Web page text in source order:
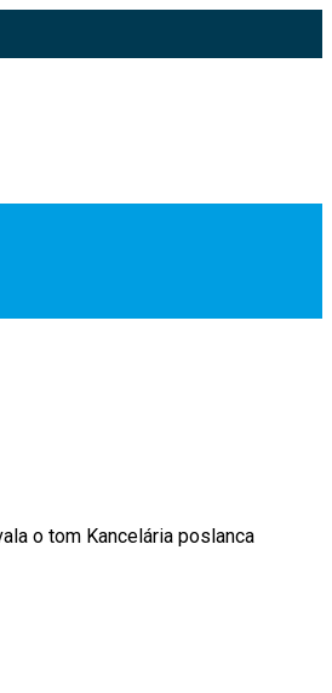
o tom Kancelária poslanca